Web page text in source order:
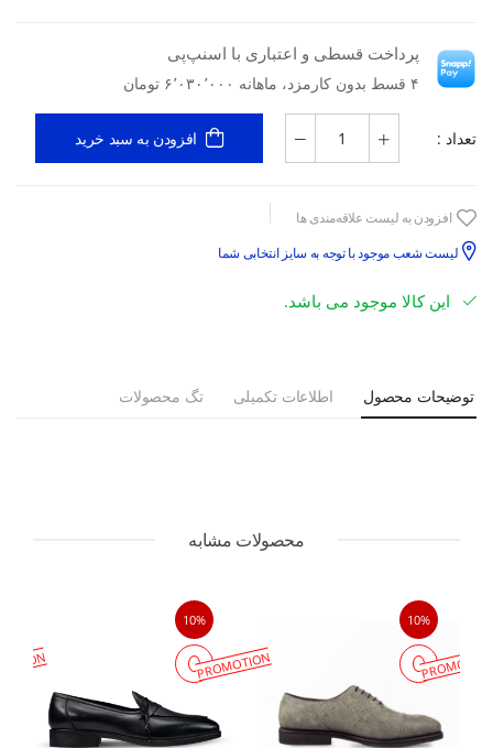
پرداخت قسطی و اعتباری با اسنپ‌پی
۴ قسط بدون کارمزد، ماهانه ۶٬۰۳۰٬۰۰۰ تومان
تعداد : افزودن به سبد خرید
افزودن به لیست علاقه‌مندی ها
لیست شعب موجود با توجه به سایز انتخابی شما
این کالا موجود می باشد.
توضیحات محصول اطلاعات تکمیلی تگ محصولات
محصولات مشابه
10%
10%
PROMOTION